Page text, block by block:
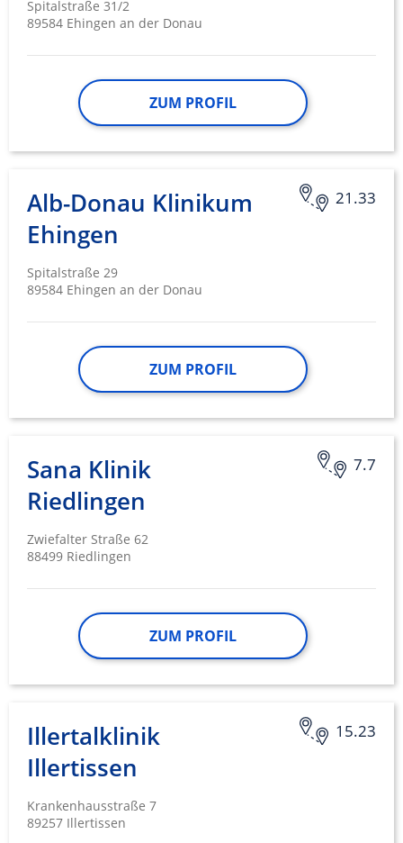
Spitalstraße 31/2
89584 Ehingen an der Donau
ZUM PROFIL
21.33
Alb-Donau Klinikum
Ehingen
Spitalstraße 29
89584 Ehingen an der Donau
ZUM PROFIL
7.7
Sana Klinik
Riedlingen
Zwiefalter Straße 62
88499 Riedlingen
ZUM PROFIL
15.23
Illertalklinik
Illertissen
Krankenhausstraße 7
89257 Illertissen
Erstellung von Profilen zur Personalisierung
Verwendung von Profilen zur Auswahl
personalisierter Inhalte
Messung der Werbeleistung
Analyse von Zielgruppen durch Statistiken
oder Kombinationen von Daten aus
verschiedenen Quellen
Entwicklung und Verbesserung der
Angebote
Verwendung reduzierter Daten zur Auswahl
IAB-Besonderheiten:
Verwendung genauer Standortdaten
Nicht-IAB-Verarbeitungszwecke:
Notwendig
Performance
Werbung